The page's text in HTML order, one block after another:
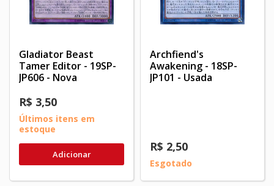
Gladiator Beast
Tamer Editor - 19SP-
JP606 - Nova
R$ 3,50
Últimos itens em
estoque
Adicionar
Archfiend's
Awakening - 18SP-
JP101 - Usada
R$ 2,50
Esgotado